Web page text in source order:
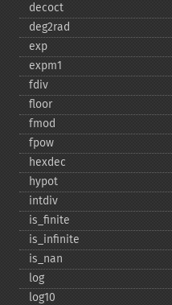
decoct
deg2rad
exp
expm1
fdiv
floor
fmod
fpow
hexdec
hypot
intdiv
is_​finite
is_​infinite
is_​nan
log
log10